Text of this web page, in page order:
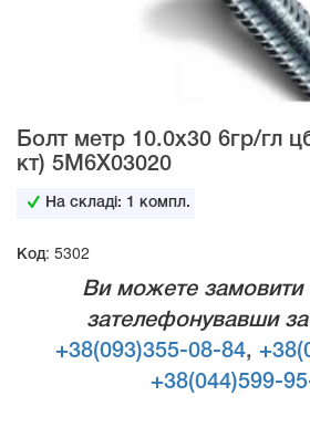
Болт метр 10.0х30 6гр/гл
кт) 5M6X03020
На складі: 1 компл.
Код: 5302
Ви можете замовити
зателефонувавши
+38(093)355-08-84,
+38(044)599-